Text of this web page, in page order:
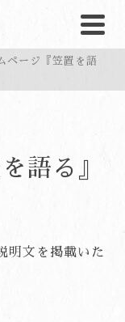
ページ『笠置を語
語る』
明文を掲載いた